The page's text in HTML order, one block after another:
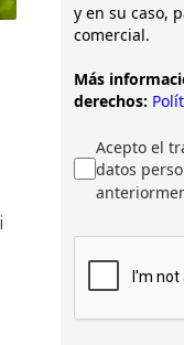
y en su caso,
comercial.
Más
derechos:
Acepto el
datos